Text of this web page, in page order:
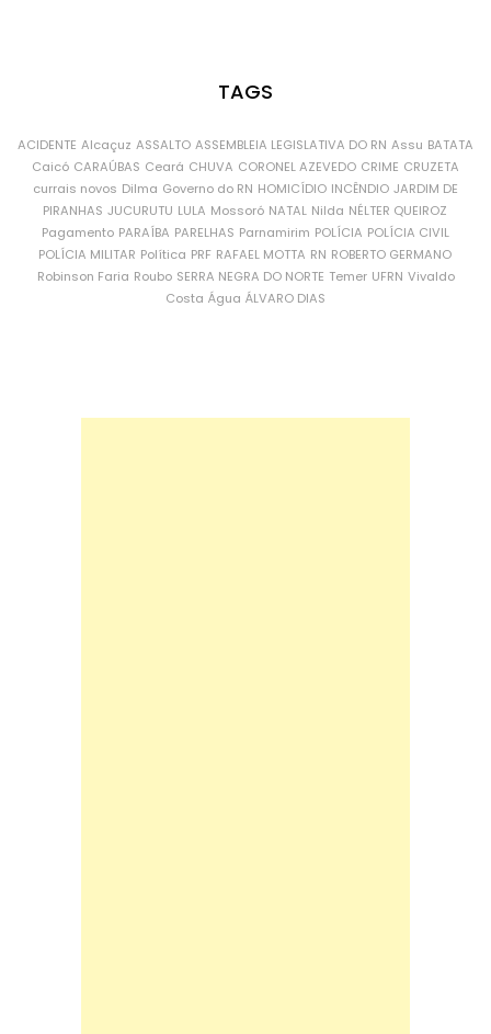
TAGS
ACIDENTE Alcaçuz ASSALTO ASSEMBLEIA LEGISLATIVA DO RN Assu BATATA
Caicó CARAÚBAS Ceará CHUVA CORONEL AZEVEDO CRIME CRUZETA
currais novos Dilma Governo do RN HOMICÍDIO INCÊNDIO JARDIM DE
PIRANHAS JUCURUTU LULA Mossoró NATAL Nilda NÉLTER QUEIROZ
Pagamento PARAÍBA PARELHAS Parnamirim POLÍCIA POLÍCIA CIVIL
POLÍCIA MILITAR Política PRF RAFAEL MOTTA RN ROBERTO GERMANO
Robinson Faria Roubo SERRA NEGRA DO NORTE Temer UFRN Vivaldo
Costa Água ÁLVARO DIAS